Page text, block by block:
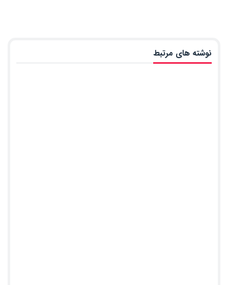
نوشته های مرتبط